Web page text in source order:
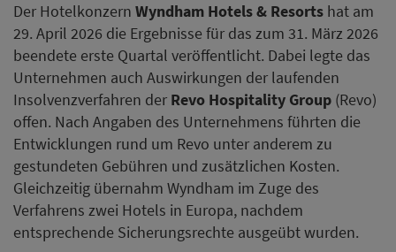
Der Hotelkonzern Wyndham Hotels & Resorts hat am
29. April 2026 die Ergebnisse für das zum 31. März 2026
beendete erste Quartal veröffentlicht. Dabei legte das
Unternehmen auch Auswirkungen der laufenden
Insolvenzverfahren der Revo Hospitality Group (Revo)
offen. Nach Angaben des Unternehmens führten die
Entwicklungen rund um Revo unter anderem zu
gestundeten Gebühren und zusätzlichen Kosten.
Gleichzeitig übernahm Wyndham im Zuge des
Verfahrens zwei Hotels in Europa, nachdem
entsprechende Sicherungsrechte ausgeübt wurden.